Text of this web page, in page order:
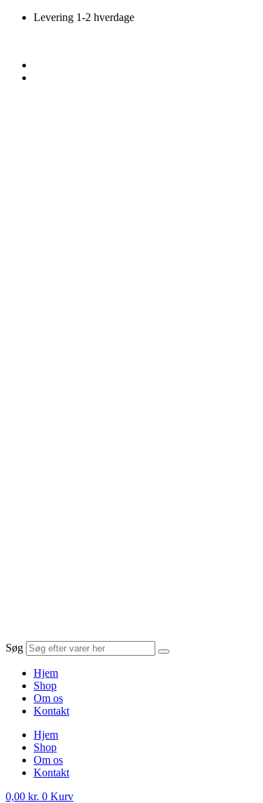
VidereLevering 1-2 hverdage
Søg
Hjem
Shop
Om os
Kontakt
Hjem
Shop
Om os
Kontakt
0,00 kr. 0 Kurv